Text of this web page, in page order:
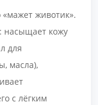
«мажет животик».
насыщает кожу
для
масла),
с лёгким